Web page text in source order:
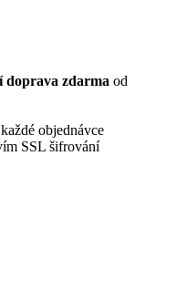
doprava zdarma od
objednávce
SSL šifrování